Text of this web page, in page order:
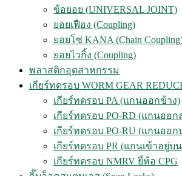
ข้อยอย (UNIVERSAL JOINT)
ยอยเฟือง (Coupling)
ยอยโซ่ KANA (Chain
ยอยไวกิ้ง (Coupling)
พลาสติกอุตสาหกรรม
เกียร์ทดรอบ WORM GEAR
เกียร์ทดรอบ PA (แกนออกข้าง)
เกียร์ทดรอบ PO-RD (แกนออก
เกียร์ทดรอบ PO-RU (แกนออก
เกียร์ทดรอบ PR (แกนเข้าอยู่บ
เกียร์ทดรอบ NMRV ยี่ห้อ CPG